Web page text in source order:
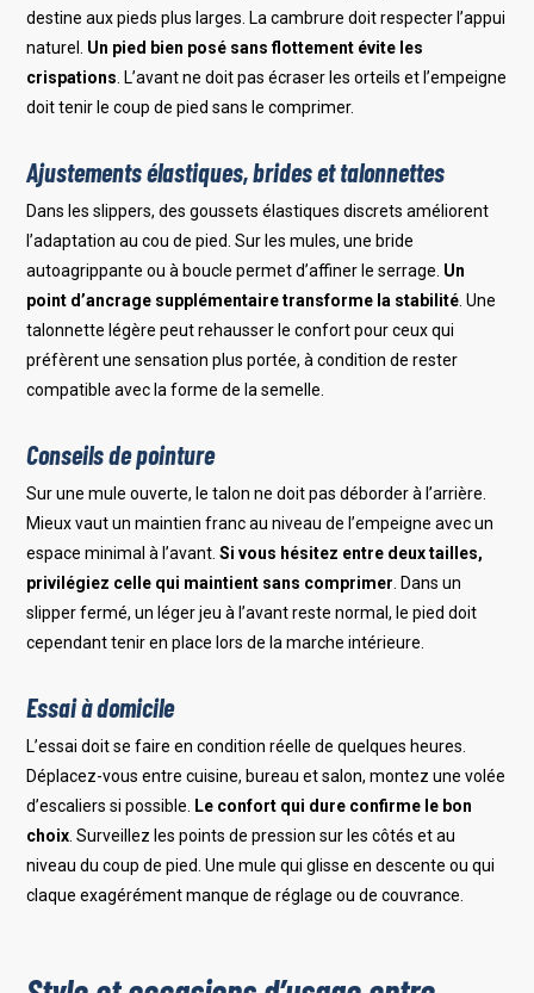
destine aux pieds plus larges. La cambrure doit respecter l’appui
naturel. Un pied bien posé sans flottement évite les
crispations . L’avant ne doit pas écraser les orteils et l’empeigne
doit tenir le coup de pied sans le comprimer.
Ajustements élastiques, brides et talonnettes
Dans les slippers, des goussets élastiques discrets améliorent
l’adaptation au cou de pied. Sur les mules, une bride
autoagrippante ou à boucle permet d’affiner le serrage. Un
point d’ancrage supplémentaire transforme la stabilité . Une
talonnette légère peut rehausser le confort pour ceux qui
préfèrent une sensation plus portée, à condition de rester
compatible avec la forme de la semelle.
Conseils de pointure
Sur une mule ouverte, le talon ne doit pas déborder à l’arrière.
Mieux vaut un maintien franc au niveau de l’empeigne avec un
espace minimal à l’avant.Si vous hésitez entre deux tailles,
privilégiez celle qui maintient sans comprimer . Dans un
slipper fermé, un léger jeu à l’avant reste normal, le pied doit
cependant tenir en place lors de la marche intérieure.
Essai à domicile
L’essai doit se faire en condition réelle de quelques heures.
Déplacez-vous entre cuisine, bureau et salon, montez une volée
d’escaliers si possible.
Le confort qui dure confirme le bon
choix . Surveillez les points de pression sur les côtés et au
niveau du coup de pied. Une mule qui glisse en descente ou qui
claque exagérément manque de réglage ou de couvrance.